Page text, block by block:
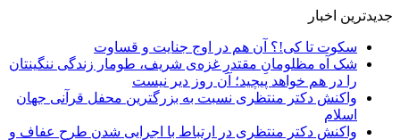
جدیدترین اخبار
سکوت تا کی!؟ آن هم در اوج جنایت و قساوت
شک آه مظلومانِ مقتدرِ غزه‌ی شریف، طومار زندگی ننگینتان
را در هم خواهد پیچید؛ آن روز دیر نیست
واکنش دکتر منتظری نسبت به بزرگترین محفل قرآنی جهان
اسلام
واکنش دکتر منتظری در ارتباط با اجرایی شدن طرح عفاف و